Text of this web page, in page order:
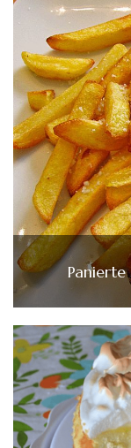
Panierte